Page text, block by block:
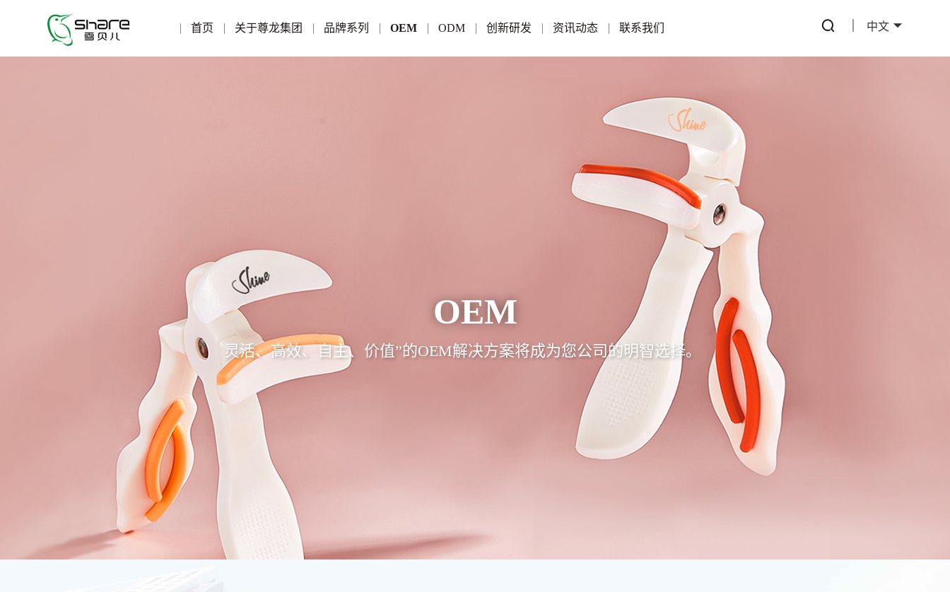
首页 关于尊龙集团 品牌系列 OEM ODM 创新研发 资讯动态 联系我们 中文
OEM
灵活、高效、自主、价值”的OEM解决方案将成为您公司的明智选择。